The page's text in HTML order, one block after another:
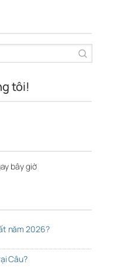
tôi!
bây giờ
năm 2026?
Câu?